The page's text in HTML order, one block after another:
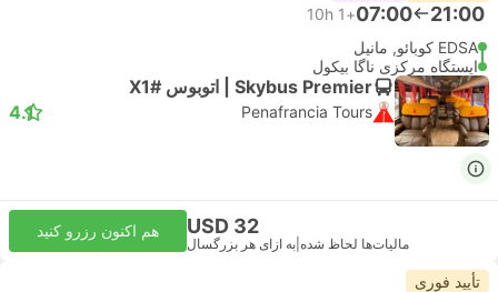
21:00
07:00
+1
10h
EDSA کوبائو, مانیل
ایستگاه مرکزی ناگا بیکول
Skybus Premier | اتوبوس #X1
Penafrancia Tours
4.1
USD 32
مالیات‌ها لحاظ شده به ازای هر بزرگسال
هم اکنون رزرو کنید
تأیید فوری